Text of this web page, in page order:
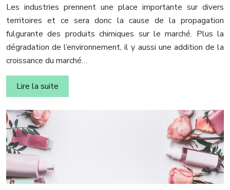
Les industries prennent une place importante sur divers
territoires et ce sera donc la cause de la propagation
fulgurante des produits chimiques sur le marché. Plus la
dégradation de l’environnement, il y aussi une addition de la
croissance du marché…
Lire la suite